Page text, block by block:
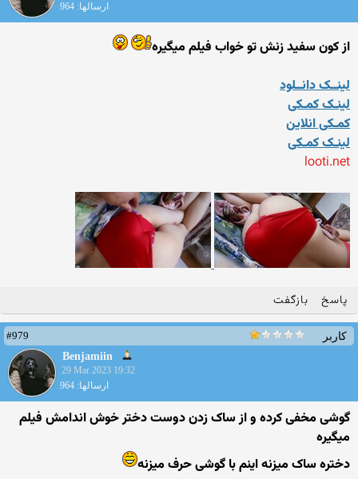
ارسالها: 964
از کون سفید زنش تو خواب فیلم میگیره
لینــک دانــلود
لینـک کمـکی
کمـکی انلاین
لینـک کمـکی
looti.net
پاسخ بازگفت
کاربر
#979
Benjamiin
29 Mar 2023 19:32
ارسالها: 964
گوشی مخفی کرده و از ساک زدن دوست دختر خوش اندامش فیلم
میگیره
دختره ساک میزنه اینم با گوشی حرف میزنه